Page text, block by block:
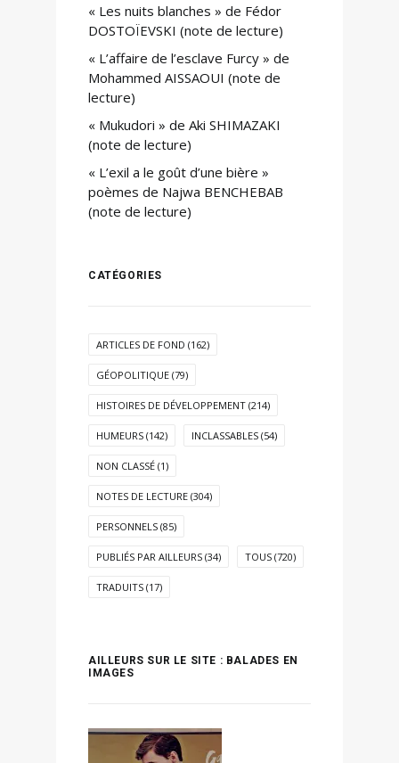
« Les nuits blanches » de Fédor
DOSTOÏEVSKI (note de lecture)
« L’affaire de l’esclave Furcy » de
Mohammed AISSAOUI (note de
lecture)
« Mukudori » de Aki SHIMAZAKI
(note de lecture)
« L’exil a le goût d’une bière »
poèmes de Najwa BENCHEBAB
(note de lecture)
CATÉGORIES
ARTICLES DE FOND (162)
GÉOPOLITIQUE (79)
HISTOIRES DE DÉVELOPPEMENT (214)
HUMEURS (142) INCLASSABLES (54)
NON CLASSÉ (1)
NOTES DE LECTURE (304)
PERSONNELS (85)
PUBLIÉS PAR AILLEURS (34) TOUS (720)
TRADUITS (17)
AILLEURS SUR LE SITE : BALADES EN
IMAGES